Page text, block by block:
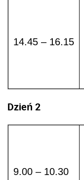
14.45 – 16.15
Dzień 2
9.00 – 10.30